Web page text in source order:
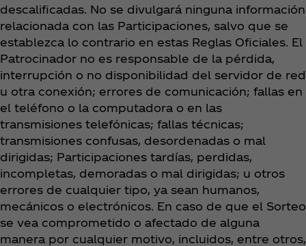
descalificadas. No se divulgará ninguna información
relacionada con las Participaciones, salvo que se
establezca lo contrario en estas Reglas Oficiales. El
Patrocinador no es responsable de la pérdida,
interrupción o no disponibilidad del servidor de red
u otra conexión; errores de comunicación; fallas en
el teléfono o la computadora o en las
transmisiones telefónicas; fallas técnicas;
transmisiones confusas, desordenadas o mal
dirigidas; Participaciones tardías, perdidas,
incompletas, demoradas o mal dirigidas; u otros
errores de cualquier tipo, ya sean humanos,
mecánicos o electrónicos. En caso de que el Sorteo
se vea comprometido o afectado de alguna
manera por cualquier motivo, incluidos, entre otros,